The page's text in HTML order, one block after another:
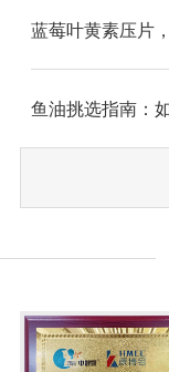
蓝莓叶黄素压片
鱼油挑选指南：